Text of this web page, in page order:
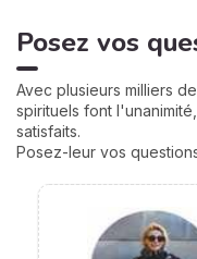
Posez vos
Avec plusieurs milliers
spirituels font
satisfaits.
Posez-leur vos